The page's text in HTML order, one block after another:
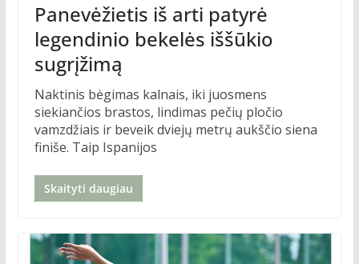
Panevėžietis iš arti patyrė
legendinio bekelės iššūkio
sugrįžimą
Naktinis bėgimas kalnais, iki juosmens
siekiančios brastos, lindimas pečių pločio
vamzdžiais ir beveik dviejų metrų aukščio siena
finiše. Taip Ispanijos
Skaityti daugiau